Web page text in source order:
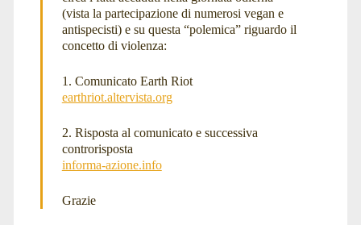
(vista la partecipazione di numerosi vegan e
antispecisti) e su questa “polemica” riguardo il
concetto di violenza:
1. Comunicato Earth Riot
earthriot.altervista.org
2. Risposta al comunicato e successiva
controrisposta
informa-azione.info
Grazie